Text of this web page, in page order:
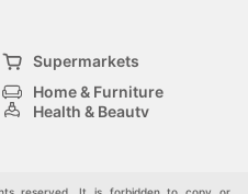
Supermarkets
Home & Furniture
Health & Beauty